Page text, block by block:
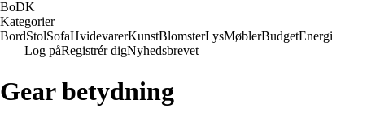
BoDK
Kategorier
BordStolSofaHvidevarerKunstBlomsterLysMøblerBudgetEnergi
Log påRegistrér digNyhedsbrevet
Gear betydning